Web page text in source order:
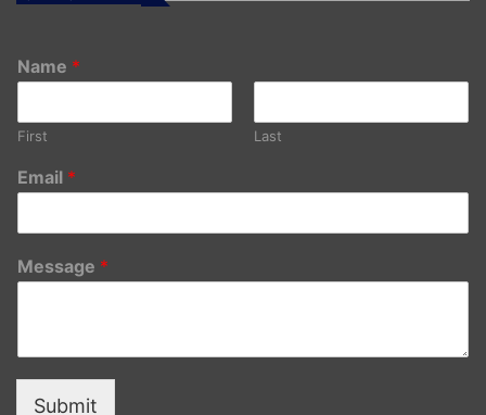
Name *
First Last
Email *
Message *
Submit